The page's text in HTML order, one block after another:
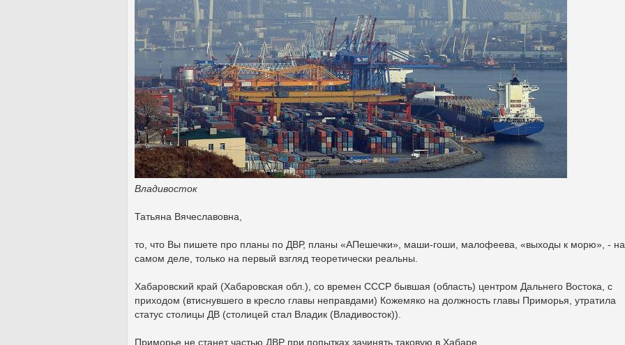
Владивосток
Татьяна Вячеславовна,
то, что Вы пишете про планы по ДВР, планы «АПешечки», маши-гоши, малофеева, «выходы к морю», - на
самом деле, только на первый взгляд теоретически реальны.
Хабаровский край (Хабаровская обл.), со времен СССР бывшая (область) центром Дальнего Востока, с
приходом (втиснувшего в кресло главы неправдами) Кожемяко на должность главы Приморья, утратила
статус столицы ДВ (столицей стал Владик (Владивосток)).
Приморье не станет частью ДВР при попытках зачинять таковую в Хабаре.